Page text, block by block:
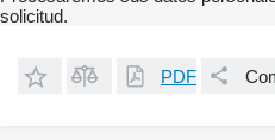
solicitud.
PDF